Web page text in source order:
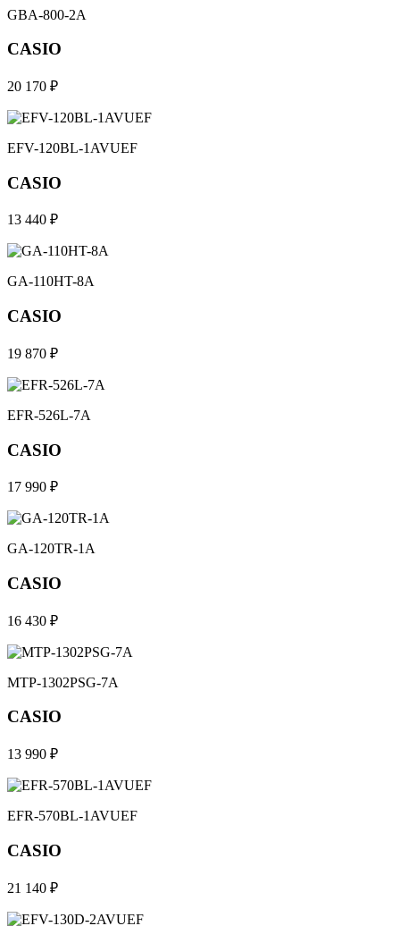
GBA-800-2A
CASIO
20 170 ₽
EFV-120BL-1AVUEF
CASIO
13 440 ₽
GA-110HT-8A
CASIO
19 870 ₽
EFR-526L-7A
CASIO
17 990 ₽
GA-120TR-1A
CASIO
16 430 ₽
MTP-1302PSG-7A
CASIO
13 990 ₽
EFR-570BL-1AVUEF
CASIO
21 140 ₽